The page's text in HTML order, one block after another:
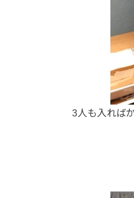
3人も入れば